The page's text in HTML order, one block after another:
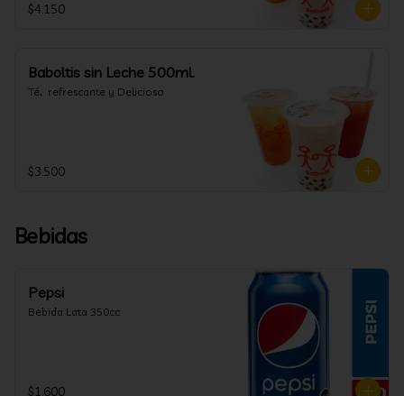
$4.150
Baboltis sin Leche 500ml.
Té,  refrescante y Delicioso
$3.500
Bebidas
Pepsi
Bebida Lata 350cc
$1.600